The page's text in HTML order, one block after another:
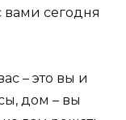
вами сегодня
– это вы и
дом – вы